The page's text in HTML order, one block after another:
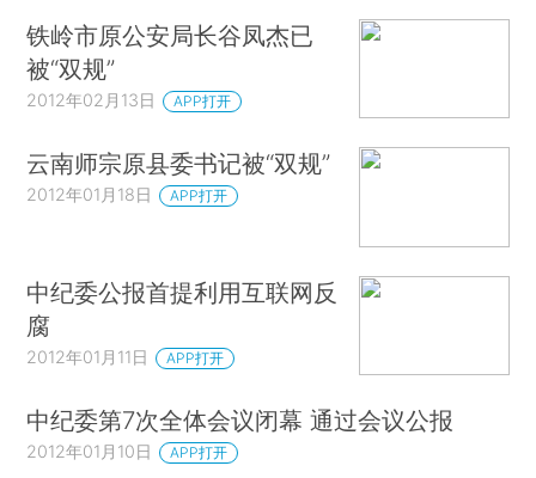
铁岭市原公安局长谷凤杰已
被“双规”
2012年02月13日 APP打开
云南师宗原县委书记被“双规”
2012年01月18日 APP打开
中纪委公报首提利用互联网反
腐
2012年01月11日 APP打开
中纪委第7次全体会议闭幕 通过会议公报
2012年01月10日 APP打开